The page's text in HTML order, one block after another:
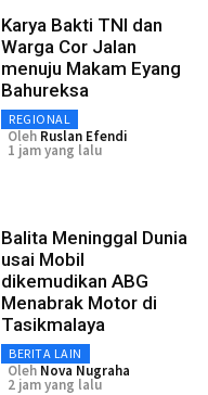
Karya Bakti TNI dan
Warga Cor Jalan
menuju Makam Eyang
Bahureksa
REGIONAL
Oleh Ruslan Efendi
1 jam yang lalu
Balita Meninggal Dunia
usai Mobil
dikemudikan ABG
Menabrak Motor di
Tasikmalaya
BERITA LAIN
Oleh Nova Nugraha
2 jam yang lalu